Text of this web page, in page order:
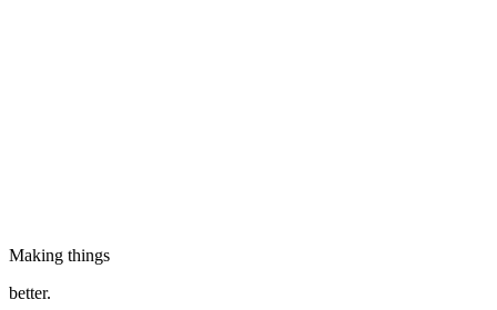
Making things
better.